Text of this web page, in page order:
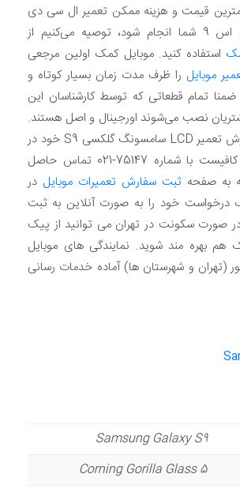
قیمت و هزینه ممکن تعمیر ال سی دی
سامسونگ گلکسی اس 9 شما انجام شود، توصیه می‌کنیم از
استفاده کنید. موبایل کمک اولین مرجعی
موبایل را ظرف مدت زمان بسیار کوتاه و
ضمنا تمام قطعاتی که توسط کارشناسان این
نصب می‌شوند اورجینال و اصل هستند.
به منظور ثبت سفارش تعمیر LCD سامسونگ گلکسی S9 خود در
مرکز موبایل کمک کافیست با شماره 75147-021 تماس حاصل
به صفحهثبت سفارش تعمیرات موبایل در
درخواست خود را به صورت آنلاین به ثبت
صورت سکونت در تهران می توانید از پیک
هم بهره مند شوید. نمایندگی های موبایل
(تهران و شهرستان ها) آماده خدمات رسانی
Samsung Galaxy S9
Corning Gorilla Glass 5